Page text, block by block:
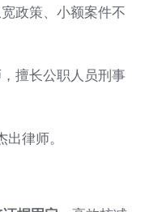
政策、小额案件不
擅长公职人员刑事
律师。